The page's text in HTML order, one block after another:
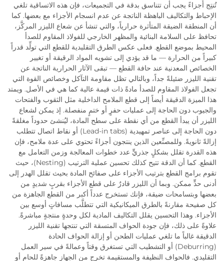
تُنتِج أجزاءً يجب أن تتناسق بدقة في التجميعات، فإن هذه الاتساقية تلغي
الإحباط والتكاليف الباهظة الناتجة عن عدم انسجام الأجزاء مع بعضها. كما
أن المنطقة الضيقة المتأثرة حرارياً، والتي تنشأ عن شعاع الليزر المركَّز،
تحافظ على السلامة البنائية والمظهر الخارجي للفولاذ المقاوم للصدأ
المحيط بموضع القطع. فعلى عكس الطرق التقليدية للقطع التي تولِّد قدراً
كبيراً من الحرارة — ما قد يؤدي إلى تشويه المواد الرقيقة أو تغيير
الخصائص المعدنية عند حافة القطع — تبقى الآثار الحرارية الناتجة عن
تقنية الليزر ضئيلةً جداً، وبالتالي تظل مقاومة التآكل وخصائص القوة التي
تجعل الفولاذ المقاوم للصدأ مادةً ذات قيمة عالية كما هي في الأصل. ويمتد
هذا الميزة الدقيقة أيضاً إلى قطع الملامح الداخلية مثل الثقوب والفتحات
والجيوب دون الحاجة إلى عمليات حفرٍ أو ختمٍ منفصلة. إذ يمكن لشعاع
الليزر أن يبدأ القطع من أي نقطة على سطح المادة، ليُنشئ حدوداً مغلقةً
دون الحاجة إلى عناصر تمهيدية (Lead-in tabs) أو نقاط اتصال تتطلب
إزالةً ثانويةً. وللمصنِّعين الذين ينتجون أجزاءً تحتوي على عدة ملامح، فإن
هذه القدرة تقلل بشكلٍ جذريٍّ عدد خطوات المعالجة وزمن التعامل مع
القطع. كما أن الدقة تتيح كذلك تحسين عملية الترتيب (Nesting)، حيث
تقوم برامج القطع بترتيب الأجزاء على صفائح المادة بحيث تقلل الهدر إلى
أدنى حدٍّ ممكن. وبما أن الليزر قادرٌ على قطع الأجزاء بقربٍ شديدٍ من
بعضها وبتسامحات ضيقة، فإنك تستخرج عدداً أكبر من القطع الجاهزة من
كل صفيحة مقارنةً بالطرق الميكانيكية التي تتطلَّب مسافاتٍ أوسع بين
الأجزاء. وهذا التحسين يقلل التكاليف المادية لكل وحدةٍ منتجةٍ مباشرةً.
علاوةً على ذلك، فإن جودة الحواف المتسقة التي تنتجها تقنية الليزر
الدقيقة غالباً ما تلغي عمليات الطحن أو إزالة الحواف الحادة
(Deburring) أو التشطيب التي تستغرق وقتاً وعمالةً في سير العمل
التقليدي. فالحواف النظيفة والمستقيمة تخرج من الجهاز جاهزةً للحام أو